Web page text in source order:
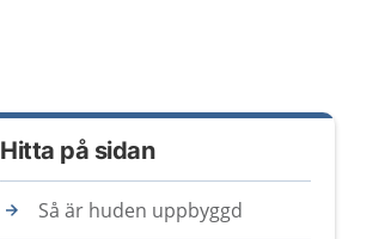
Hitta på sidan
Så är huden uppbyggd